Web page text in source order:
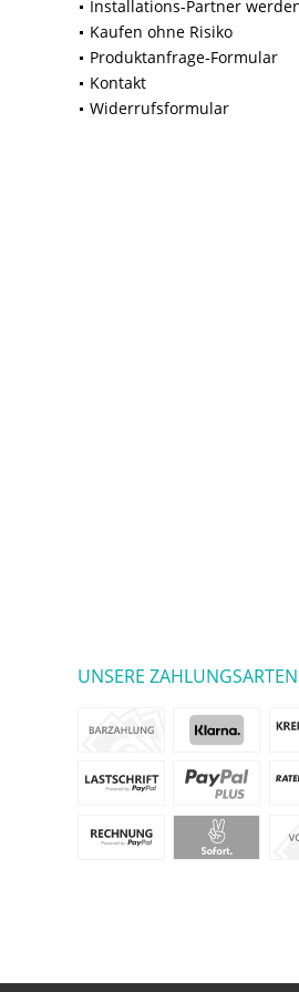
Installations-Partner
Kaufen ohne Risiko
Produktanfrage-Formular
Kontakt
Widerrufsformular
UNSERE ZAHLUNGSARTEN